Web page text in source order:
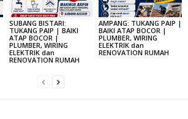
SUBANG BISTARI:
TUKANG PAIP | BAIKI
ATAP BOCOR |
PLUMBER, WIRING
ELEKTRIK dan
RENOVATION RUMAH
AMPANG: TUKANG PAIP |
BAIKI ATAP BOCOR |
PLUMBER, WIRING
ELEKTRIK dan
RENOVATION RUMAH